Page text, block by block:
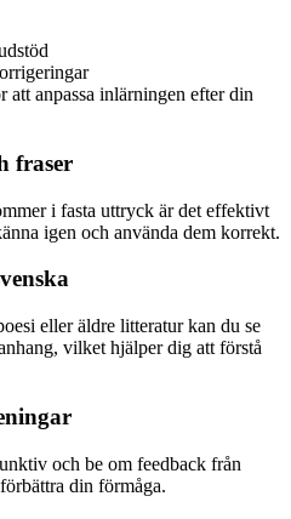
att anpassa inlärningen efter din
fraser
i fasta uttryck är det effektivt
igen och använda dem korrekt.
eller äldre litteratur kan du se
vilket hjälper dig att förstå
och be om feedback från
din förmåga.